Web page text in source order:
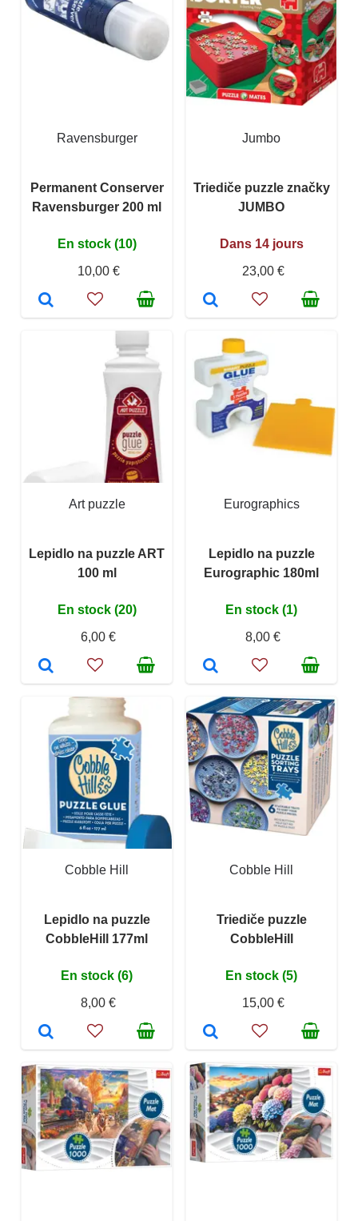
Ravensburger
Permanent Conserver
Ravensburger 200 ml
En stock (10)
10,00 €
Jumbo
Triediče puzzle značky
JUMBO
Dans 14 jours
23,00 €
Art puzzle
Lepidlo na puzzle ART
100 ml
En stock (20)
6,00 €
Eurographics
Lepidlo na puzzle
Eurographic 180ml
En stock (1)
8,00 €
Cobble Hill
Lepidlo na puzzle
CobbleHill 177ml
En stock (6)
8,00 €
Cobble Hill
Triediče puzzle
CobbleHill
En stock (5)
15,00 €